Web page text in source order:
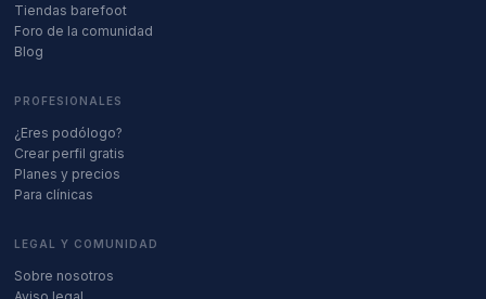
Tiendas barefoot
Foro de la comunidad
Blog
PROFESIONALES
¿Eres podólogo?
Crear perfil gratis
Planes y precios
Para clínicas
LEGAL Y COMUNIDAD
Sobre nosotros